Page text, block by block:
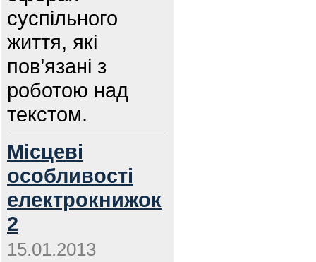
суспільного
життя, які
пов’язані з
роботою над
текстом.
Місцеві
особливості
електрокнижок
2
15.01.2013